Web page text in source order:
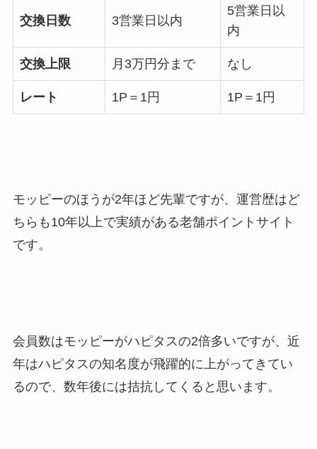
交換日数 3営業日以内
5営業日以
内
交換上限 月3万円分まで なし
レート 1P＝1円 1P＝1円
モッピーのほうが2年ほど先輩ですが、運営歴はど
ちらも10年以上で実績がある老舗ポイントサイト
です。
会員数はモッピーがハピタスの2倍多いですが、近
年はハピタスの知名度が飛躍的に上がってきてい
るので、数年後には拮抗してくると思います。